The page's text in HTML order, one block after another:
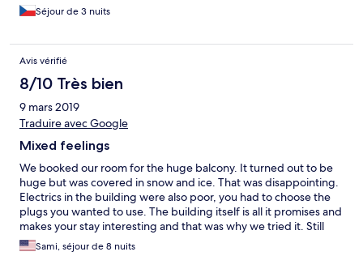
Séjour de 3 nuits
Avis vérifié
8/10 Très bien
9 mars 2019
Traduire avec Google
Mixed feelings
We booked our room for the huge balcony. It turned out to be
huge but was covered in snow and ice. That was disappointing.
Electrics in the building were also poor, you had to choose the
plugs you wanted to use. The building itself is all it promises and
makes your stay interesting and that was why we tried it. Still
balcony especially was disappointing. This may seemmlike a
Sami, séjour de 8 nuits